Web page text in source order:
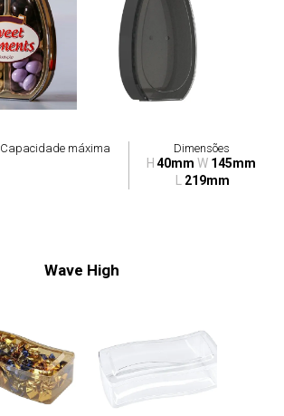
Capacidade máxima Dimensões
H 40mm W 145mm
219mm
Wave High